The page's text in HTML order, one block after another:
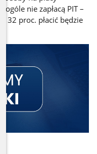
nie zapłacą PIT –
32 proc. płacić będzie